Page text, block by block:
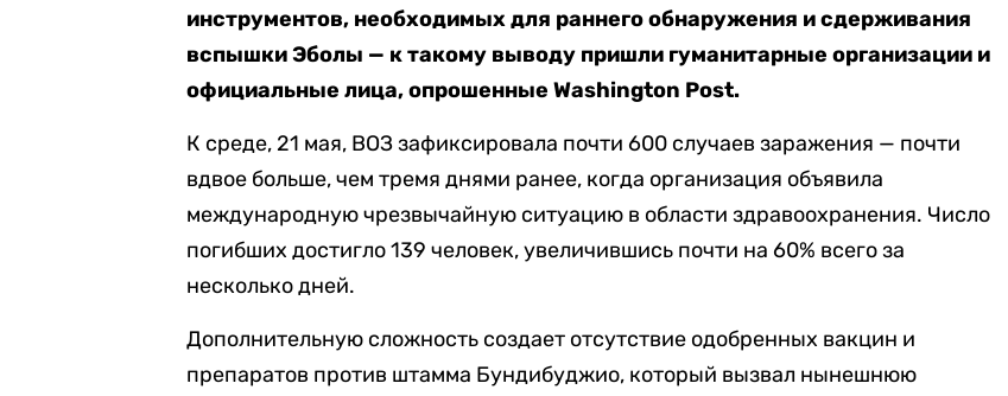
инструментов, необходимых для раннего обнаружения и сдерживания
вспышки Эболы — к такому выводу пришли гуманитарные организации и
официальные лица, опрошенные Washington Post.
К среде, 21 мая, ВОЗ зафиксировала почти 600 случаев заражения — почти
вдвое больше, чем тремя днями ранее, когда организация объявила
международную чрезвычайную ситуацию в области здравоохранения. Число
погибших достигло 139 человек, увеличившись почти на 60% всего за
несколько дней.
Дополнительную сложность создает отсутствие одобренных вакцин и
препаратов против штамма Бундибуджио, который вызвал нынешнюю